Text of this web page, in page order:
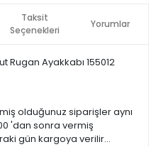
Taksit
Seçenekleri
Yorumlar
Rugan Ayakkabı 155012
olduğunuz siparişler aynı
'dan sonra vermiş
gün kargoya verilir...